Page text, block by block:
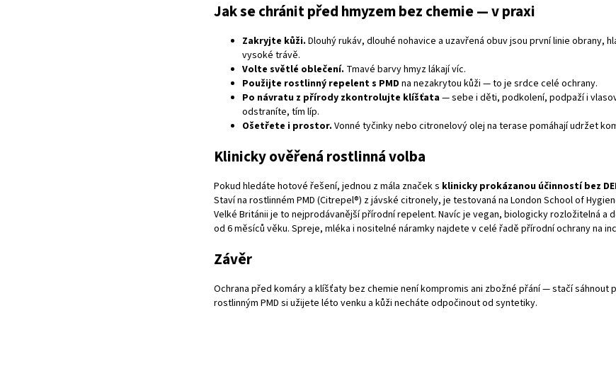
Jak se chránit před hmyzem bez chemie — v praxi
Zakryjte kůži. Dlouhý rukáv, dlouhé nohavice a uzavřená obuv jsou první linie obrany,
vysoké trávě.
Volte světlé oblečení. Tmavé barvy hmyz lákají víc.
Použijte rostlinný repelent s PMD na nezakrytou kůži — to je srdce celé ochrany.
Po návratu z přírody zkontrolujte klíšťata— sebe i děti, podkolení, podpaží i
odstraníte, tím líp.
Ošetřete i prostor. Vonné tyčinky nebo citronelový olej na terase pomáhají udržet
Klinicky ověřená rostlinná volba
Pokud hledáte hotové řešení, jednou z mála značek s klinicky prokázanou účinností bez
Staví na rostlinném PMD (Citrepel®) z jávské citronely, je testovaná na London School of
Velké Británii je to nejprodávanější přírodní repelent. Navíc je vegan, biologicky rozložitelná a
od 6 měsíců věku. Spreje, mléka i nositelné náramky najdete v celé řadě přírodní ochrany na
Závěr
Ochrana před komáry a klíšťaty bez chemie není kompromis ani zbožné přání — stačí sáhnout
rostlinným PMD si užijete léto venku a kůži necháte odpočinout od syntetiky.